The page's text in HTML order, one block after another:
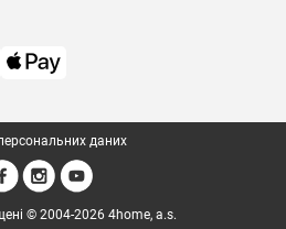
даних
© 2004-2026 4home, a.s.